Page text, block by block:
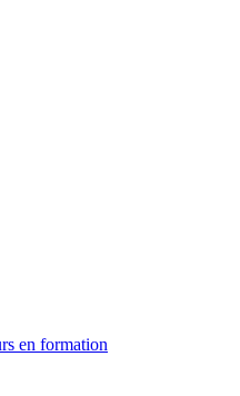
en formation